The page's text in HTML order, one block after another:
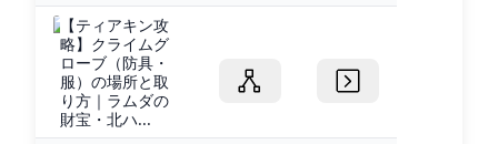
【ティアキン攻
略】クライムグ
ローブ（防具・
服）の場所と取
り方｜ラムダの
財宝・北ハ...